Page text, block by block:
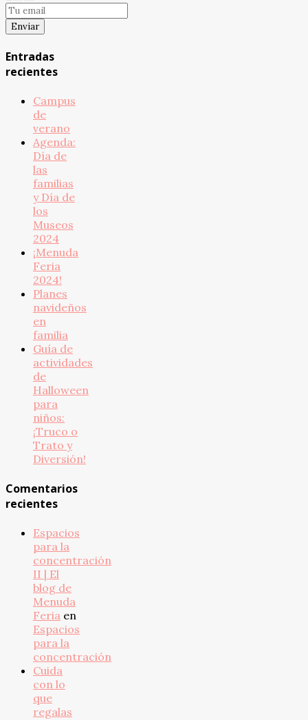
Entradas
recientes
Campus
de
verano
Agenda:
Día de
las
familias
y Día de
los
Museos
2024
¡Menuda
Feria
2024!
Planes
navideños
en
familia
Guía de
actividades
de
Halloween
para
niños:
¡Truco o
Trato y
Diversión!
Comentarios
recientes
Espacios
para la
concentración
II | El
blog de
Menuda
Feria en
Espacios
para la
concentración
Cuida
con lo
que
regalas